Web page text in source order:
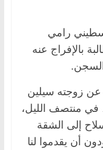
رامي
بالإفراج عنه
زوجته سيلين
قولها: “في 5 يوليو 2019، في منتصف الليل،
إلى الشقة
أن يقدموا لنا